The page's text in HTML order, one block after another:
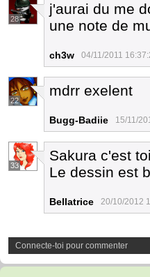
28
j'aurai du me
une note de
ch3w 04/11/2011
22
mdrr exelent
Bugg-Badiie 15/11/
33
Sakura c'est
Le dessin est
Bellatrice 20/10/2012
Connecte-toi pour commenter